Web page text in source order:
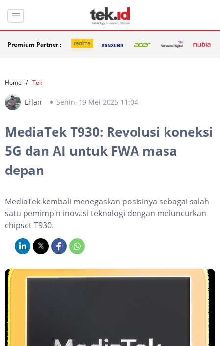
Premium Partner :
Home Tek
Erlan Senin, 19 Mei 2025 11:04
MediaTek T930: Revolusi koneksi
5G dan AI untuk FWA masa
depan
MediaTek kembali menegaskan posisinya sebagai salah
satu pemimpin inovasi teknologi dengan meluncurkan
chipset T930.